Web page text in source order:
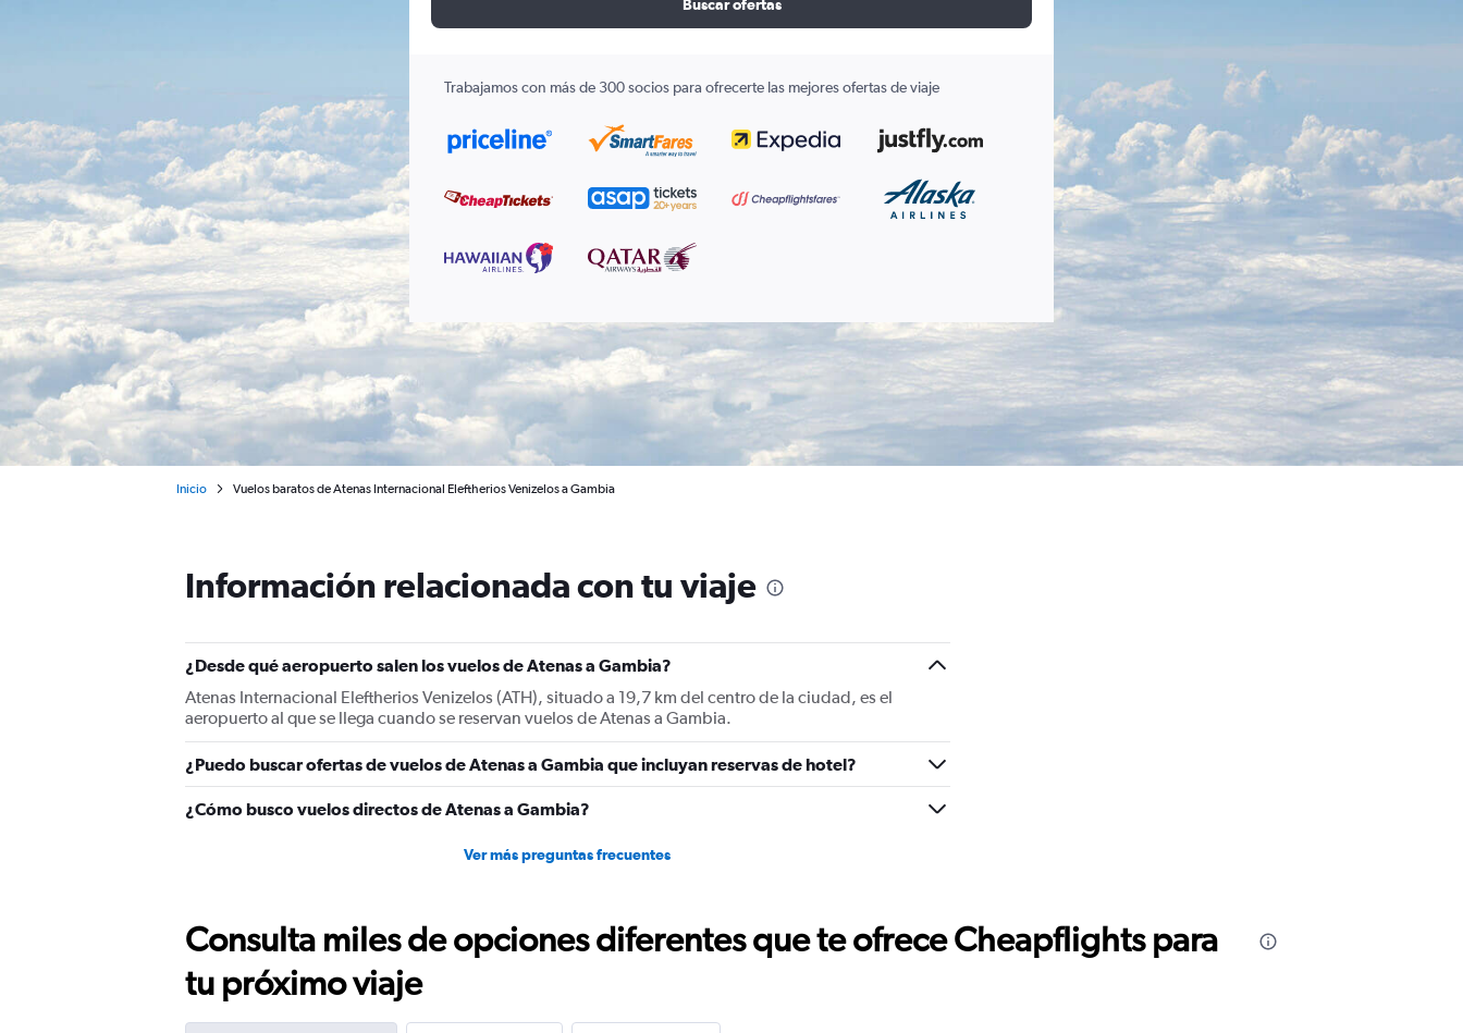
Buscar ofertas
Trabajamos con más de 300 socios para ofrecerte las mejores ofertas de viaje
Inicio Vuelos baratos de Atenas Internacional Eleftherios Venizelos a Gambia
Información relacionada con tu viaje
¿Desde qué aeropuerto salen los vuelos de Atenas a Gambia?
Atenas Internacional Eleftherios Venizelos (ATH), situado a 19,7 km del centro de la ciudad, es el
aeropuerto al que se llega cuando se reservan vuelos de Atenas a Gambia.
¿Puedo buscar ofertas de vuelos de Atenas a Gambia que incluyan reservas de hotel?
¿Cómo busco vuelos directos de Atenas a Gambia?
Ver más preguntas frecuentes
Consulta miles de opciones diferentes que te ofrece Cheapflights para
tu próximo viaje